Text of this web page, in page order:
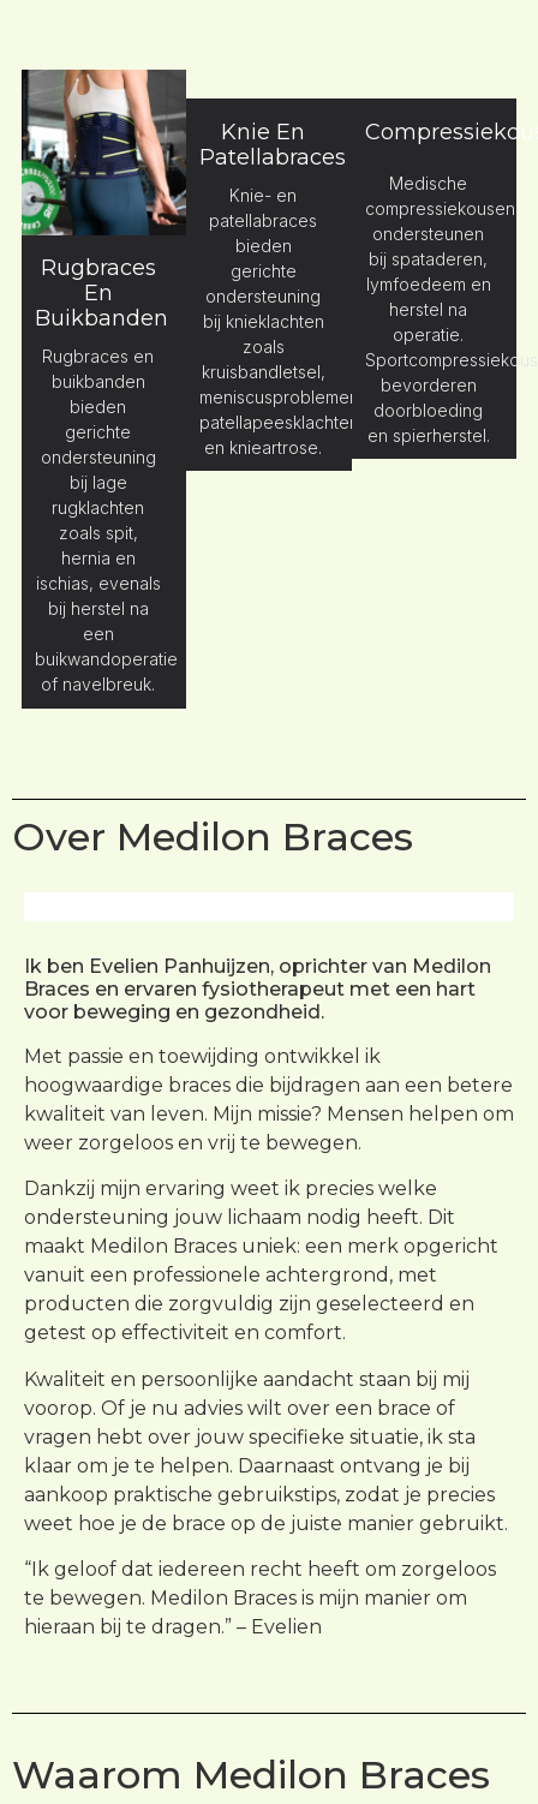
Rugbraces
En
Buikbanden
Rugbraces en
buikbanden
bieden
gerichte
ondersteuning
bij lage
rugklachten
zoals spit,
hernia en
ischias, evenals
bij herstel na
een
buikwandoperatie
of navelbreuk.
Knie En
Patellabraces
Knie- en
patellabraces
bieden
gerichte
ondersteuning
bij knieklachten
zoals
kruisbandletsel,
meniscusproblemen,
patellapeesklachten
en knieartrose.
Medische
compressiekousen
ondersteunen
bij spataderen,
lymfoedeem en
herstel na
operatie.
bevorderen
doorbloeding
en spierherstel.
Over Medilon Braces
Ik ben Evelien Panhuijzen, oprichter van Medilon
Braces en ervaren fysiotherapeut met een hart
voor beweging en gezondheid.
Met passie en toewijding ontwikkel ik
hoogwaardige braces die bijdragen aan een betere
kwaliteit van leven. Mijn missie? Mensen helpen om
weer zorgeloos en vrij te bewegen.
Dankzij mijn ervaring weet ik precies welke
ondersteuning jouw lichaam nodig heeft. Dit
maakt Medilon Braces uniek: een merk opgericht
vanuit een professionele achtergrond, met
producten die zorgvuldig zijn geselecteerd en
getest op effectiviteit en comfort.
Kwaliteit en persoonlijke aandacht staan bij mij
voorop. Of je nu advies wilt over een brace of
vragen hebt over jouw specifieke situatie, ik sta
klaar om je te helpen. Daarnaast ontvang je bij
aankoop praktische gebruikstips, zodat je precies
weet hoe je de brace op de juiste manier gebruikt.
“Ik geloof dat iedereen recht heeft om zorgeloos
te bewegen. Medilon Braces is mijn manier om
hieraan bij te dragen.” – Evelien
Waarom Medilon Braces